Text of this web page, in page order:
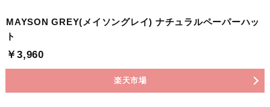
MAYSON GREY(メイソングレイ) ナチュラルペーパーハッ
ト
￥3,960
楽天市場